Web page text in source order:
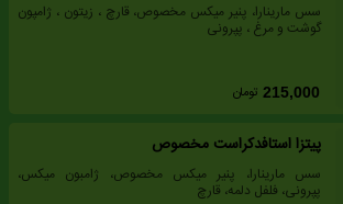
سس مارینارا، پنیر میکس مخصوص، قارچ ، زیتون ، ژامپون
گوشت و مرغ ، پپرونی
215,000 تومان
پیتزا استافدکراست مخصوص
سس مارینارا، پنیر میکس مخصوص، ژامبون میکس،
پپرونی، فلفل دلمه، قارچ